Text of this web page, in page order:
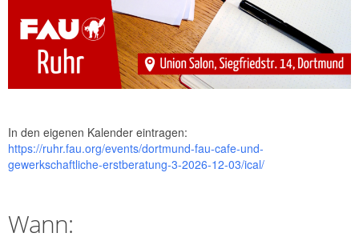
In den eigenen Kalender eintragen:
https://ruhr.fau.org/events/dortmund-fau-cafe-und-
gewerkschaftliche-erstberatung-3-2026-12-03/ical/
Wann: